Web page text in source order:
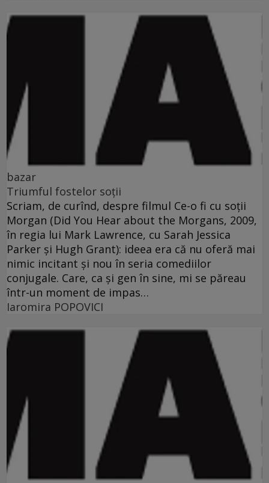
bazar
Triumful fostelor soţii
Scriam, de curînd, despre filmul Ce-o fi cu soţii
Morgan (Did You Hear about the Morgans, 2009,
în regia lui Mark Lawrence, cu Sarah Jessica
Parker şi Hugh Grant): ideea era că nu oferă mai
nimic incitant şi nou în seria comediilor
conjugale. Care, ca şi gen în sine, mi se păreau
într-un moment de impas…
Iaromira POPOVICI